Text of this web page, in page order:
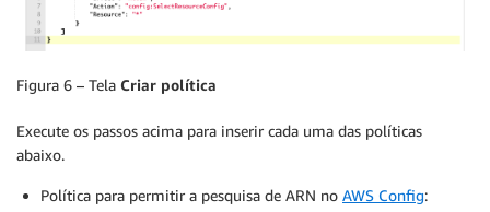
Figura 6 – Tela Criar política
Execute os passos acima para inserir cada uma das políticas
abaixo.
Política para permitir a pesquisa de ARN no AWS Config: